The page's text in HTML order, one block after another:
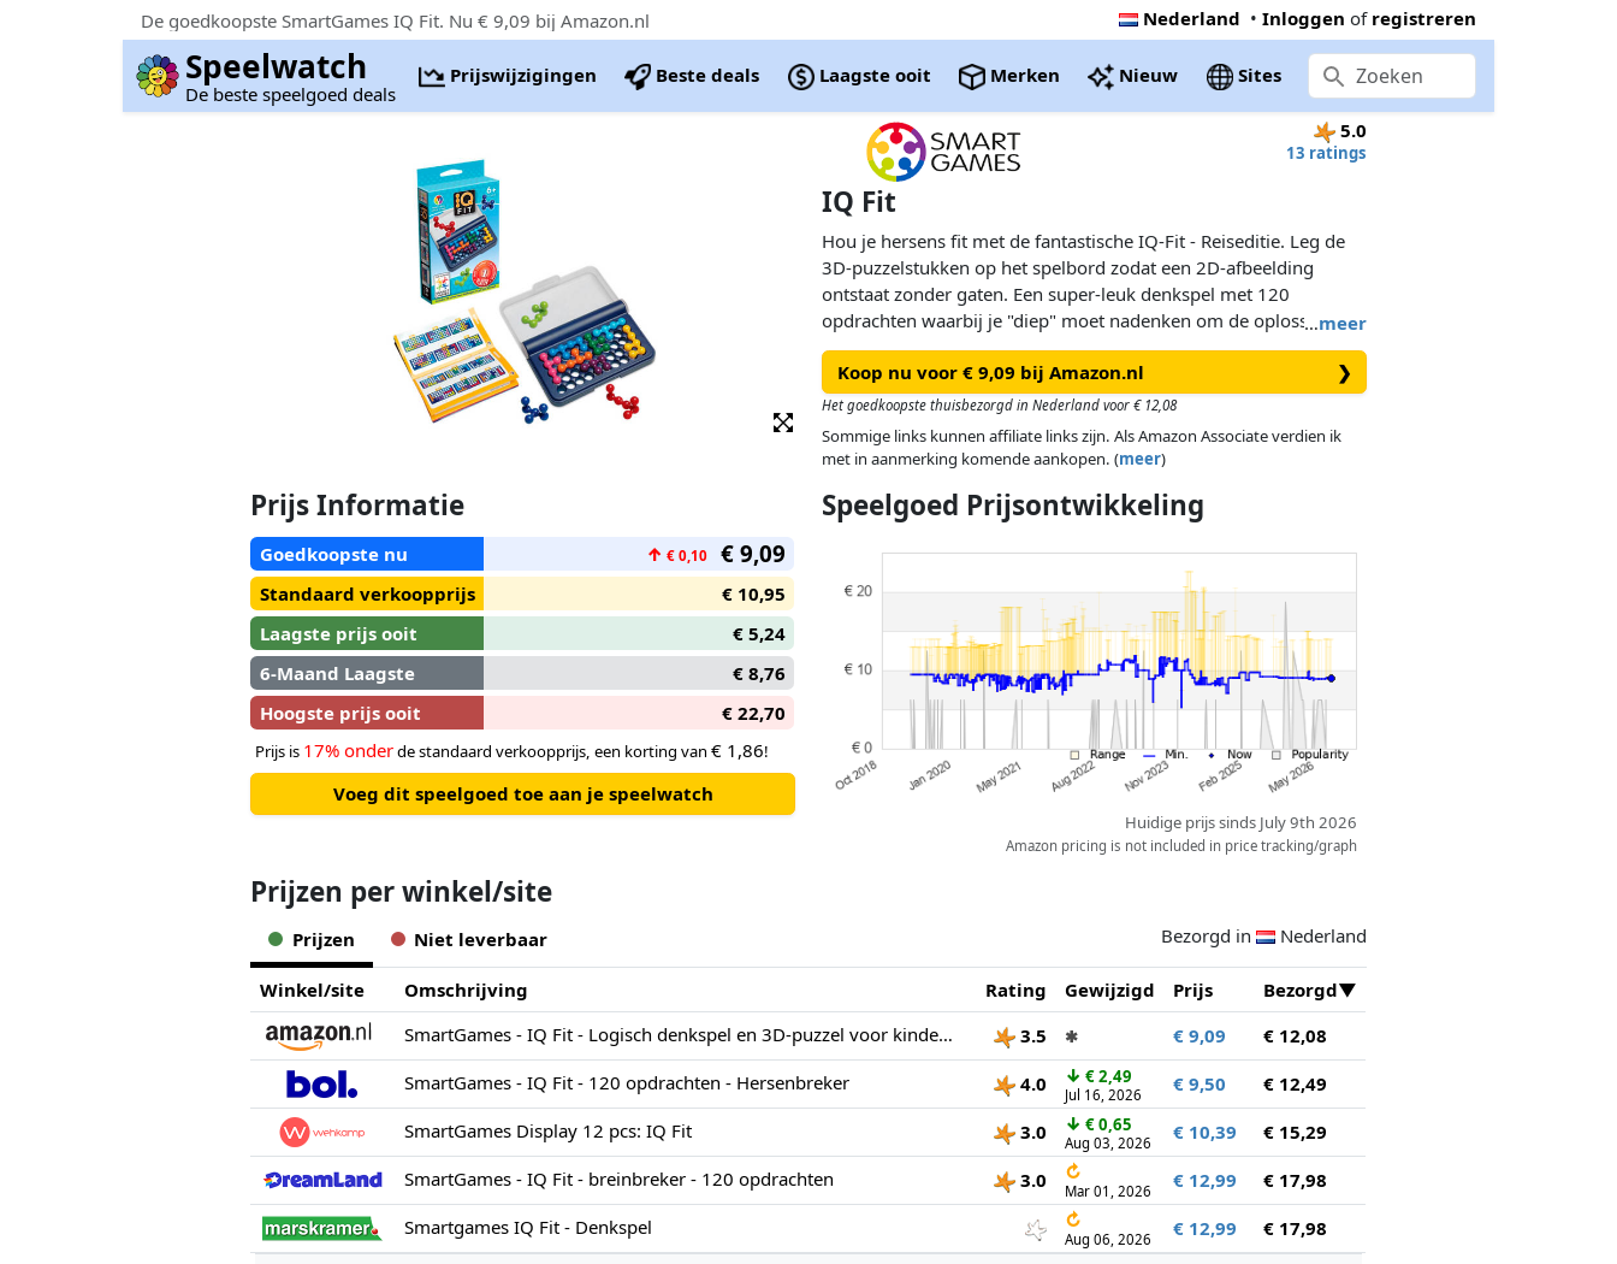
De goedkoopste SmartGames IQ Fit. Nu € 9,09 bij Amazon.nl Nederland • Inloggen of registreren
Speelwatch
De beste speelgoed deals
Prijswijzigingen Beste deals Laagste ooit Merken Nieuw Sites
5.0
13 ratings
IQ Fit
…meer
Hou je hersens fit met de fantastische IQ-Fit - Reiseditie. Leg de
3D-puzzelstukken op het spelbord zodat een 2D-afbeelding
ontstaat zonder gaten. Een super-leuk denkspel met 120
opdrachten waarbij je "diep" moet nadenken om de oplossing te
vinden.
Koop nu voor € 9,09 bij Amazon.nl
❯
Het goedkoopste thuisbezorgd in Nederland voor € 12,08
Sommige links kunnen affiliate links zijn. Als Amazon Associate verdien ik
met in aanmerking komende aankopen. (meer)
Prijs Informatie
Goedkoopste nu ↑ € 0,10 € 9,09
Standaard verkoopprijs
€ 10,95
Laagste prijs ooit
€ 5,24
6-Maand Laagste
€ 8,76
Hoogste prijs ooit
€ 22,70
Prijs is 17% onderde standaard verkoopprijs, een korting van € 1,86!
Voeg dit speelgoed toe aan je speelwatch
Speelgoed Prijsontwikkeling
Huidige prijs sinds July 9th 2026
Amazon pricing is not included in price tracking/graph
Prijzen per winkel/site
Prijzen Niet leverbaar Bezorgd in Nederland
Winkel/site Omschrijving Rating Gewijzigd Prijs
Bezorgd
SmartGames - IQ Fit - Logisch denkspel en 3D-puzzel voor kinderen 6+ - 120 solo uitdagingen - Educatief kinderspel voor ruimtelijk inzicht en concentratie - Compact IQ breinspel
3.5 ✱ € 9,09
€ 12,08
SmartGames - IQ Fit - 120 opdrachten - Hersenbreker
4.0 ↓ € 2,49
Jul 16, 2026 € 9,50
€ 12,49
SmartGames Display 12 pcs: IQ Fit
3.0 ↓ € 0,65
Aug 03, 2026 € 10,39
€ 15,29
SmartGames - IQ Fit - breinbreker - 120 opdrachten
3.0 ↻
Mar 01, 2026 € 12,99
€ 17,98
Smartgames IQ Fit - Denkspel
↻
Aug 06, 2026 € 12,99 € 17,98